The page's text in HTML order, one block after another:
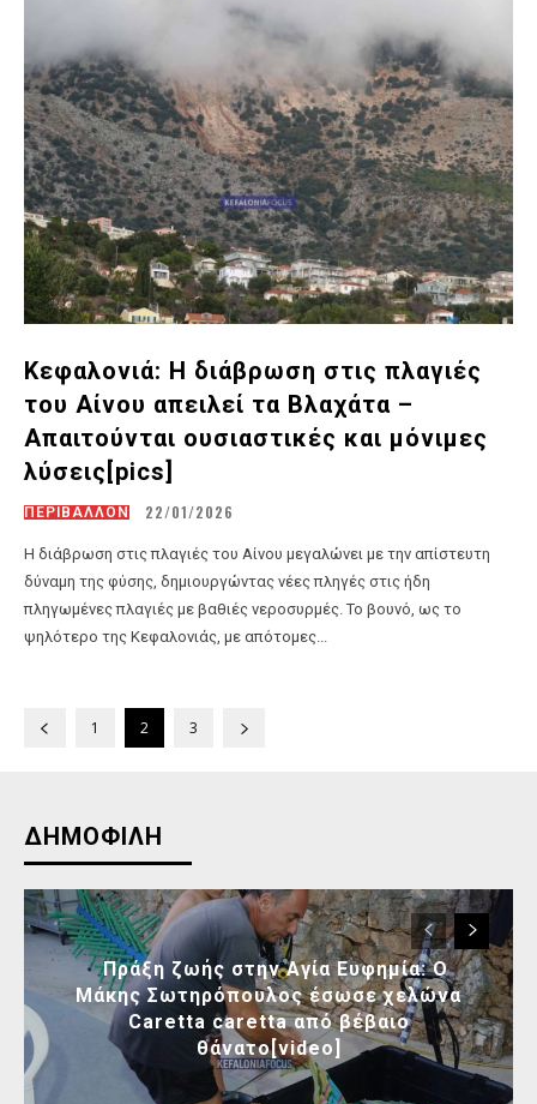
Κεφαλονιά: Η διάβρωση στις πλαγιές
του Αίνου απειλεί τα Βλαχάτα –
Απαιτούνται ουσιαστικές και μόνιμες
λύσεις[pics]
ΠΕΡΙΒΑΛΛΟΝ 22/01/2026
Η διάβρωση στις πλαγιές του Αίνου μεγαλώνει με την απίστευτη
δύναμη της φύσης, δημιουργώντας νέες πληγές στις ήδη
πληγωμένες πλαγιές με βαθιές νεροσυρμές. Το βουνό, ως το
ψηλότερο της Κεφαλονιάς, με απότομες...
1 2 3
ΔΗΜΟΦΙΛΗ
Πράξη ζωής στην Αγία Ευφημία: Ο
Μάκης Σωτηρόπουλος έσωσε χελώνα
Caretta caretta από βέβαιο
θάνατο[video]